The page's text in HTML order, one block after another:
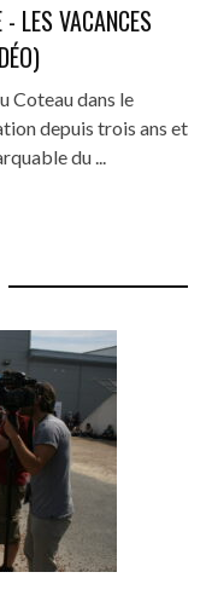
LES VACANCES
Coteau dans le
depuis trois ans et
du ...